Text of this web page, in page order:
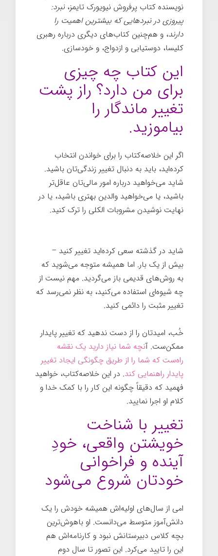
نویسنده کتاب پرفروش نیویورک تایمز، نبرد:
پیروزی در نبردهایی که بیشترین اهمیت را
دارند، و هم‌چنین کتاب‌های دیگری درباره رهبری
کلیسا، دوستیابی و ازدواج، و خودسازی.
این کتاب چه چیزی
برای من دارد؟ راز پشت
تغییر ماندگار را
بیاموزید.
اگر این خلاصه‌کتاب را برای خواندن انتخاب
کرده‌اید، باید به دنبال تغییر زندگی‌تان باشید.
شاید می‌خواهید درباره امور مالی‌تان عاقل‌تر
باشید، یا می‌خواهید والدین بهتری باشید، یا در
نهایت نوشیدن مشروبات الکلی را ترک کنيد.
شاید در گذشته سعی کرده‌اید تغییر کنيد –
بیش از یک بار. اما همیشه متوجه می‌شوید که
به روش‌های قدیمی باز می‌گردید. مهم نیست از
چه شیوه‌ای استفاده می‌کنید، به نظر نمی‌رسد که
تغییر مثبت را دائمی کنيد.
خُب، امیدتان را از دست ندهید که تغییر پایدار
ممکن‌ست. آنچه شما نیاز دارید یک نقشه
راه‌ست که شما را از طریق چگونگی ایجاد تغییر
پایدار راهنمایی کند. در این خلاصه‌کتاب، خواهید
فهمید که دقیقاً چگونه این کار را با کمک خدا و
کلام او اجرا نماييد.
تغییر با شناخت
خویشتن واقعی، خودِ
آینده و فراخوانی
خودتان شروع می‌شود
امی از سال‌های اولیه‌اش همیشه خودش را یک
دانش‌آموز متوسط می‌دانست. او باهوش‌ترین
بچه کلاس دبیرستانش نبود و کارنامه‌اش هم
این را تایید می‌کرد. این تصور تا سال دوم